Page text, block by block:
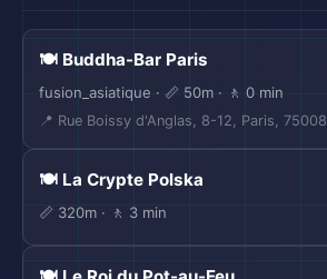
🍽️ Buddha-Bar Paris
fusion_asiatique · 📏 50m · 🚶 0 min
📍 Rue Boissy d'Anglas, 8-12, Paris, 75008
🍽️ La Crypte Polska
📏 320m · 🚶 3 min